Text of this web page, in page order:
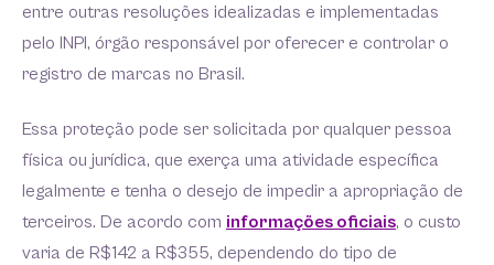
entre outras resoluções idealizadas e implementadas
pelo INPI, órgão responsável por oferecer e controlar o
registro de marcas no Brasil.
Essa proteção pode ser solicitada por qualquer pessoa
física ou jurídica, que exerça uma atividade específica
legalmente e tenha o desejo de impedir a apropriação de
terceiros. De acordo com informações oficiais, o custo
varia de R$142 a R$355, dependendo do tipo de